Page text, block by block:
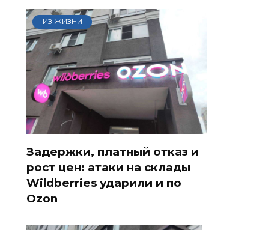
ИЗ ЖИЗНИ
Задержки, платный отказ и
рост цен: атаки на склады
Wildberries ударили и по
Ozon